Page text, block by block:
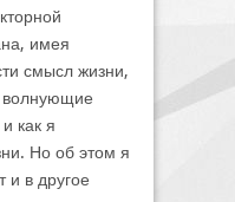
имея
смысл жизни,
волнующие
как я
Но об этом я
и в другое